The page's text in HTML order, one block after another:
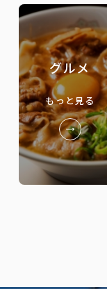
グルメ
もっと見る